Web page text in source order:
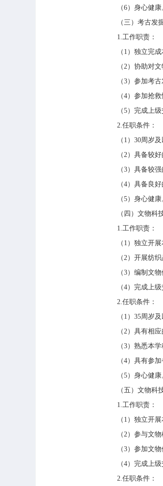
（6）身心健康
（三）考古发
1.工作职责：
（1）独立完成
（2）协助对文
（3）参加考古
（4）参加抢救
（5）完成上级
2.任职条件：
（1）30周岁及以
（2）具备较好
（3）具备较强
（4）具备良好
（5）身心健康
（四）文物科技
1.工作职责：
（1）独立开展本
（2）开展纺织
（3）编制文物
（4）完成上级
2.任职条件：
（1）35周岁及以
（2）具有相应
（3）熟悉本学
（4）具有参加省
（5）身心健康
（五）文物科技
1.工作职责：
（1）独立开展本
（2）参与文物
（3）参加文物保
（4）完成上级
2.任职条件：